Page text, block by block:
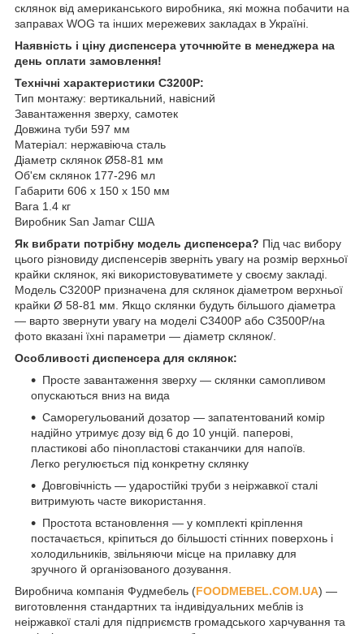
склянок від американського виробника, які можна побачити на
заправах WOG та інших мережевих закладах в Україні.
Наявність і ціну диспенсера уточнюйте в менеджера на
день оплати замовлення!
Технічні характеристики C3200P:
Тип монтажу: вертикальний, навісний
Завантаження зверху, самотек
Довжина туби 597 мм
Матеріал: нержавіюча сталь
Діаметр склянок Ø58-81 мм
Об'єм склянок 177-296 мл
Габарити 606 х 150 х 150 мм
Вага 1.4 кг
Виробник San Jamar США
Як вибрати потрібну модель диспенсера? Під час вибору
цього різновиду диспенсерів зверніть увагу на розмір верхньої
крайки склянок, які використовуватимете у своєму закладі.
Модель C3200P призначена для склянок діаметром верхньої
крайки Ø 58-81 мм. Якщо склянки будуть більшого діаметра
— варто звернути увагу на моделі C3400P або C3500P/на
фото вказані їхні параметри — діаметр склянок/.
Особливості диспенсера для склянок:
Просте завантаження зверху — склянки самопливом
опускаються вниз на вида
Саморегульований дозатор — запатентований комір
надійно утримує дозу від 6 до 10 унцій. паперові,
пластикові або пінопластові стаканчики для напоїв.
Легко регулюється під конкретну склянку
Довговічність — ударостійкі труби з неіржавкої сталі
витримують часте використання.
Простота встановлення — у комплекті кріплення
постачається, кріпиться до більшості стінних поверхонь і
холодильників, звільняючи місце на прилавку для
зручного й організованого дозування.
Виробнича компанія Фудмебель (FOODMEBEL.СOM.UA) —
виготовлення стандартних та індивідуальних меблів із
неіржавкої сталі для підприємств громадського харчування та